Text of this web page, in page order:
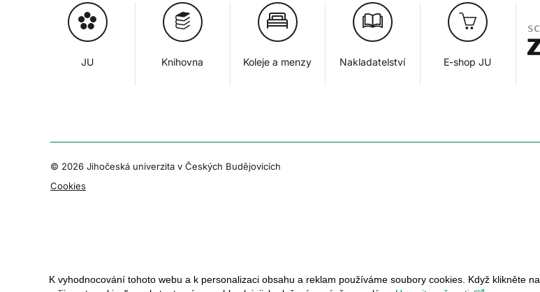
JU Knihovna Koleje a menzy Nakladatelství E-shop JU
© 2026 Jihočeská univerzita v Českých Budějovicích
Cookies
K vyhodnocování tohoto webu a k personalizaci obsahu a reklam používáme soubory cookies. Když klikněte na